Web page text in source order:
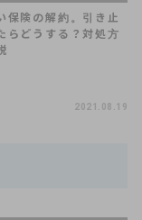
保険の解約。引き止
らどうする？対処方
2021.08.19